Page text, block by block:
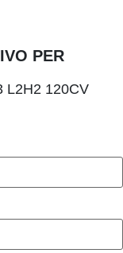
PER
L2H2 120CV